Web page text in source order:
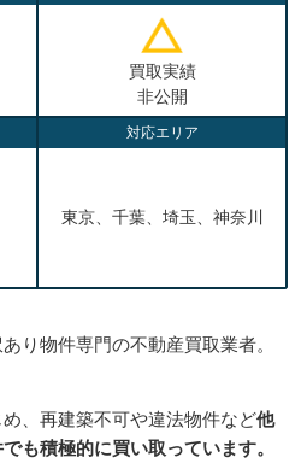
買取実績
非公開
対応エリア
東京、千葉、埼玉、神奈川
り物件専門の不動産買取業者。
、再建築不可や違法物件など他
も積極的に買い取っています。